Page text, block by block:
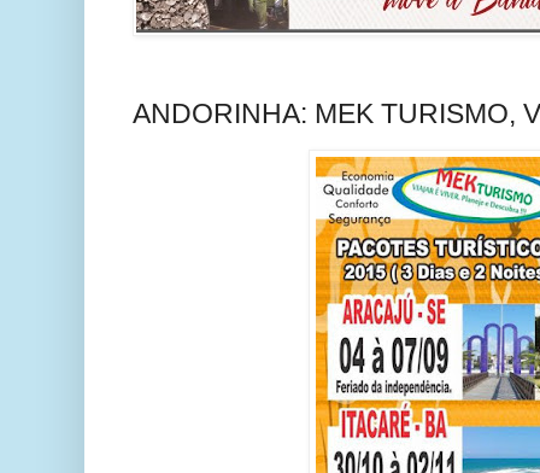
ANDORINHA: MEK TURISMO,